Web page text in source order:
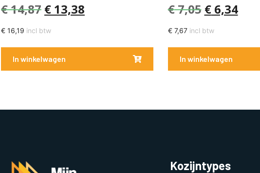
€14,87 € 13,38
€ 16,19 incl btw
In winkelwagen
€7,05 €6,34
€7,67incl btw
In winkelwagen
Kozijntypes